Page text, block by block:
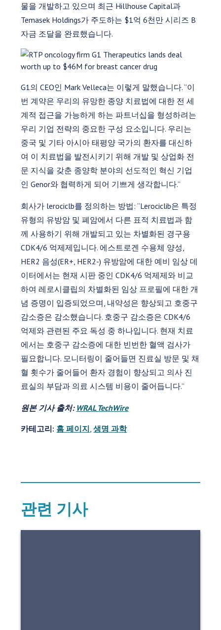
물을 개발하고 있으며 최근 Hillhouse Capital과
Temasek Holdings가 주도하는 $1억 6천만 시리즈 B
자금 조달을 완료했습니다.
G1의 CEO인 Mark Velleca는 이렇게 말했습니다. “이
번 계약은 우리의 유망한 종양 치료법에 대한 전 세
계적 접근을 가능하게 하는 파트너십을 형성하려는
우리 기업 전략의 중요한 구성 요소입니다. 우리는
중국 및 기타 아시아 태평양 국가의 환자를 대신하
여 이 치료법을 발전시키기 위해 개발 및 상업화 전
문 지식을 갖춘 종양학 분야의 선도적인 혁신 기업
인 Genor와 협력하게 되어 기쁘게 생각합니다.”
회사가 lerociclb를 정의하는 방법: “Lerociclib은 특정
유형의 유방암 및 폐암에서 다른 표적 치료법과 함
께 사용하기 위해 개발되고 있는 차별화된 경구용
CDK4/6 억제제입니다. 에스트로겐 수용체 양성,
HER2 음성(ER+, HER2-) 유방암에 대한 예비 임상 데
이터에서는 현재 시판 중인 CDK4/6 억제제와 비교
하여 레로시클립의 차별화된 임상 프로필에 대한 개
념 증명이 입증되었으며, 내약성은 향상되고 호중구
감소증은 감소했습니다. 호중구 감소증은 CDK4/6
억제와 관련된 주요 독성 중 하나입니다. 현재 치료
에서는 호중구 감소증에 대한 빈번한 혈액 검사가
필요합니다. 모니터링이 줄어들면 진료실 방문 및 채
혈 횟수가 줄어들어 환자 경험이 향상되고 의사 진
료실의 부담과 의료 시스템 비용이 줄어듭니다.”
원본 기사 출처: WRAL TechWire
카테고리: 홈 페이지 ,생명 과학
관련 기사